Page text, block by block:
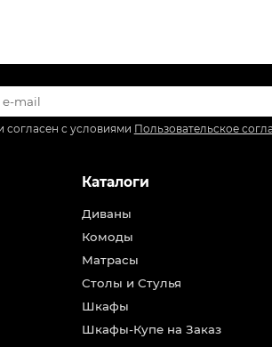
согласен с условиями Пользовательское
Каталоги
Диваны
Комоды
Матрасы
Столы и Стулья
Шкафы
Шкафы-Купе на Заказ